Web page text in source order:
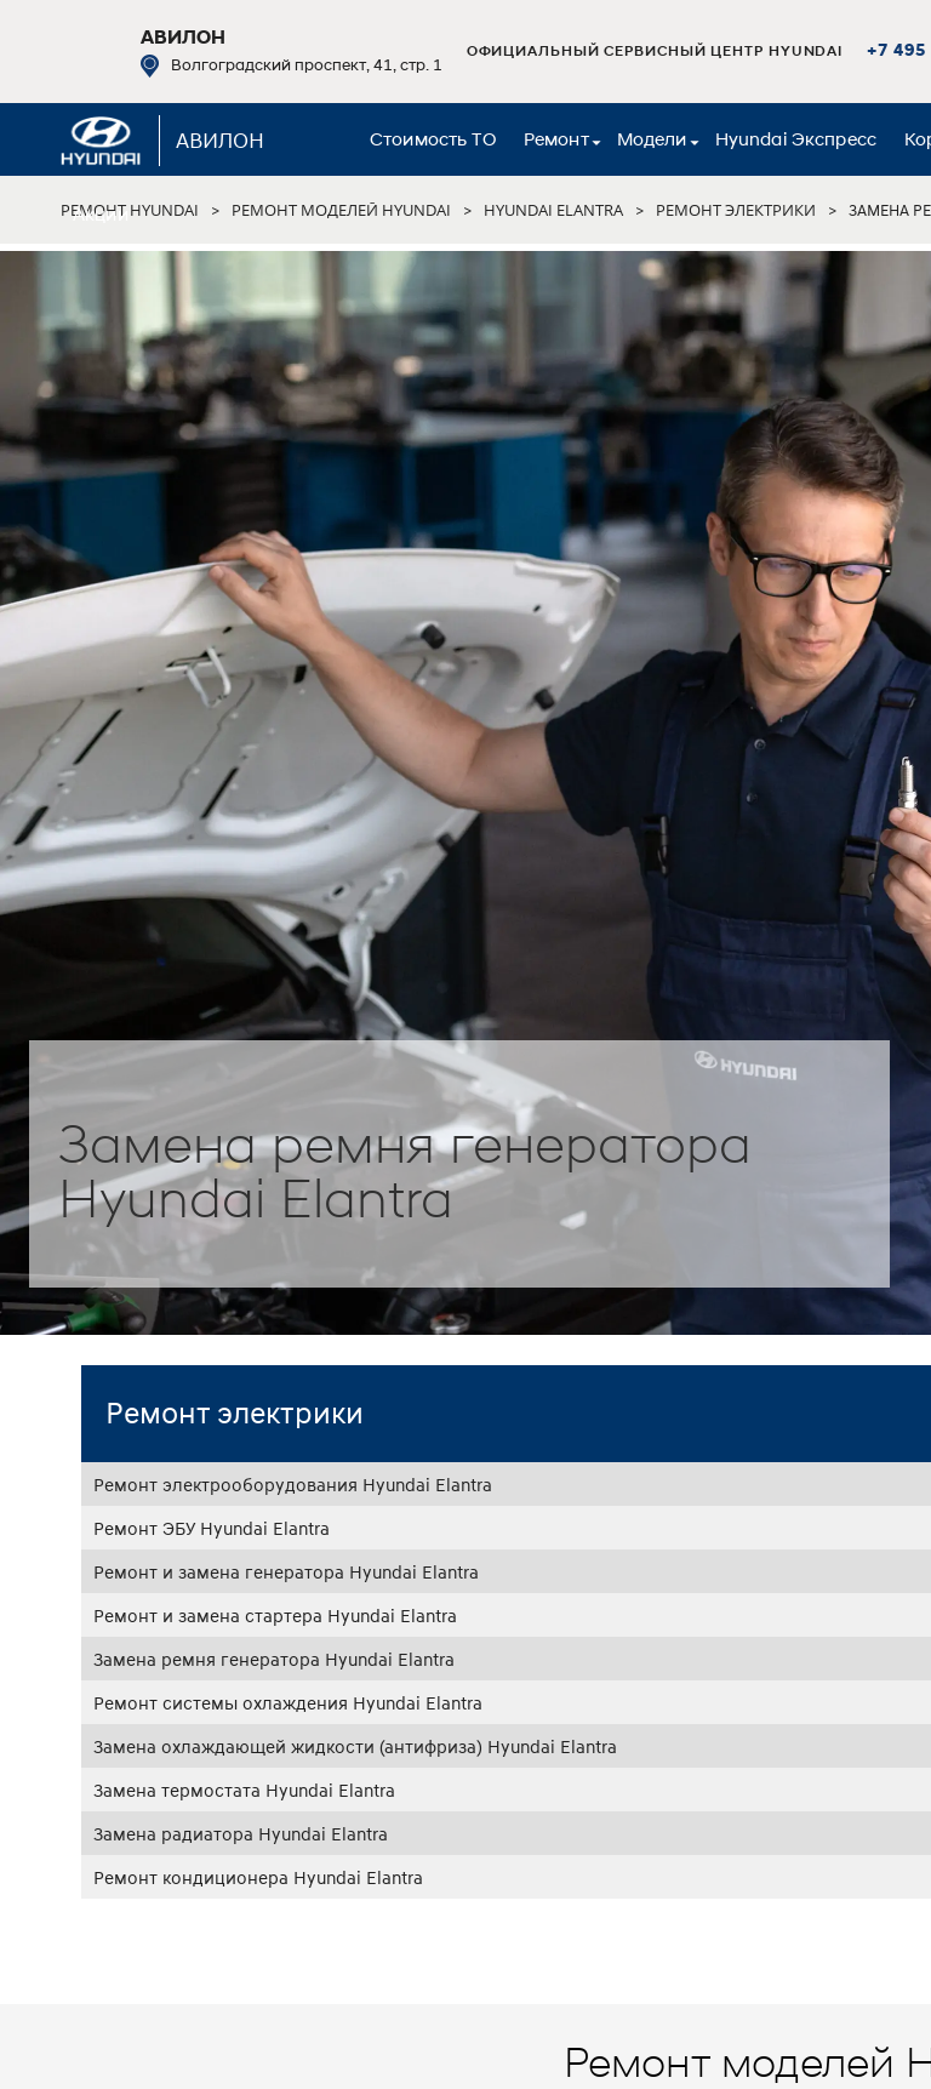
АВИЛОН
Волгоградский проспект, 41, стр. 1
ОФИЦИАЛЬНЫЙ СЕРВИСНЫЙ ЦЕНТР HYUNDAI +7
АВИЛОН Стоимость ТО Ремонт Модели Hyundai Экспресс
Акции
РЕМОНТ HYUNDAI > РЕМОНТ МОДЕЛЕЙ HYUNDAI > HYUNDAI ELANTRA > РЕМОНТ ЭЛЕКТРИКИ > ЗАМЕНА
Замена ремня генератора
Hyundai Elantra
Ремонт электрики
Ремонт электрооборудования Hyundai Elantra
Ремонт ЭБУ Hyundai Elantra
Ремонт и замена генератора Hyundai Elantra
Ремонт и замена стартера Hyundai Elantra
Замена ремня генератора Hyundai Elantra
Ремонт системы охлаждения Hyundai Elantra
Замена охлаждающей жидкости (антифриза) Hyundai Elantra
Замена термостата Hyundai Elantra
Замена радиатора Hyundai Elantra
Ремонт кондиционера Hyundai Elantra
Ремонт моделей